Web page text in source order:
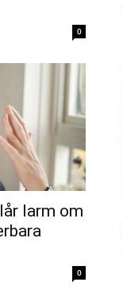
0
larm om
0